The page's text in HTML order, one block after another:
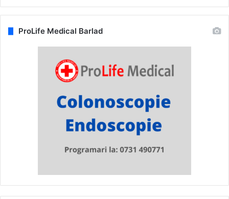
ProLife Medical Barlad